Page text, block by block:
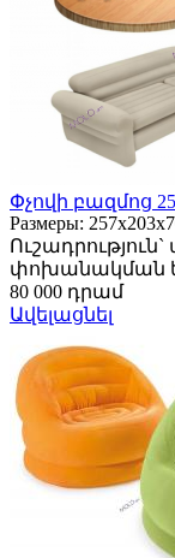
Փչովի բազմոց
Размеры:
փոխանակման
80 000 դրամ
Ավելացնել